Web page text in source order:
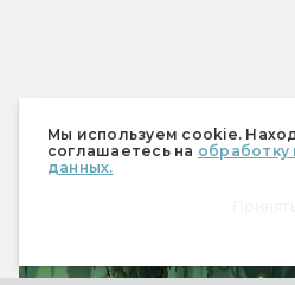
Мы используем cookie.
соглашаетесь на обработку
данных.